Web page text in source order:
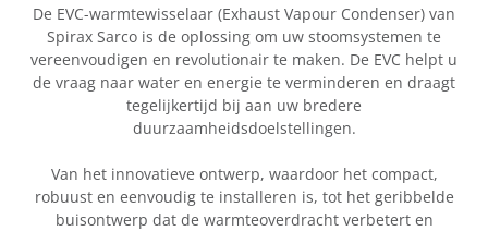
De EVC-warmtewisselaar (Exhaust Vapour Condenser) van
Spirax Sarco is de oplossing om uw stoomsystemen te
vereenvoudigen en revolutionair te maken. De EVC helpt u
de vraag naar water en energie te verminderen en draagt
tegelijkertijd bij aan uw bredere
duurzaamheidsdoelstellingen.
Van het innovatieve ontwerp, waardoor het compact,
robuust en eenvoudig te installeren is, tot het geribbelde
buisontwerp dat de warmteoverdracht verbetert en